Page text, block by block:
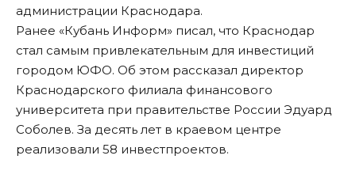
администрации Краснодара.
Ранее «Кубань Информ» писал, что Краснодар
стал самым привлекательным для инвестиций
городом ЮФО. Об этом рассказал директор
Краснодарского филиала финансового
университета при правительстве России Эдуард
Соболев. За десять лет в краевом центре
реализовали 58 инвестпроектов.